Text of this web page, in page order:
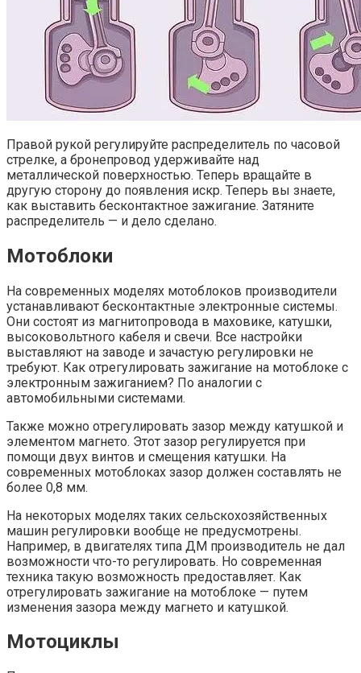
Правой рукой регулируйте распределитель по часовой
стрелке, а бронепровод удерживайте над
металлической поверхностью. Теперь вращайте в
другую сторону до появления искр. Теперь вы знаете,
как выставить бесконтактное зажигание. Затяните
распределитель — и дело сделано.
Мотоблоки
На современных моделях мотоблоков производители
устанавливают бесконтактные электронные системы.
Они состоят из магнитопровода в маховике, катушки,
высоковольтного кабеля и свечи. Все настройки
выставляют на заводе и зачастую регулировки не
требуют. Как отрегулировать зажигание на мотоблоке с
электронным зажиганием? По аналогии с
автомобильными системами.
Также можно отрегулировать зазор между катушкой и
элементом магнето. Этот зазор регулируется при
помощи двух винтов и смещения катушки. На
современных мотоблоках зазор должен составлять не
более 0,8 мм.
На некоторых моделях таких сельскохозяйственных
машин регулировки вообще не предусмотрены.
Например, в двигателях типа ДМ производитель не дал
возможности что-то регулировать. Но современная
техника такую возможность предоставляет. Как
отрегулировать зажигание на мотоблоке — путем
изменения зазора между магнето и катушкой.
Мотоциклы